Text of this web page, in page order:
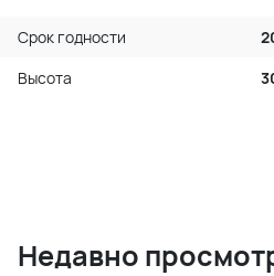
Срок годности
Высота
Недавно